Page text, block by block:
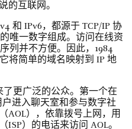
的互联网。
和 IPv6，都源于 TCP/IP 协
唯一数字组成。访问在线资
列并不方便。因此，1984
将简单的域名映射到 IP 地
了更广泛的公众。第一个在
进入聊天室和参与数字社
AOL），依靠拨号上网，用
ISP）的电话来访问 AOL。